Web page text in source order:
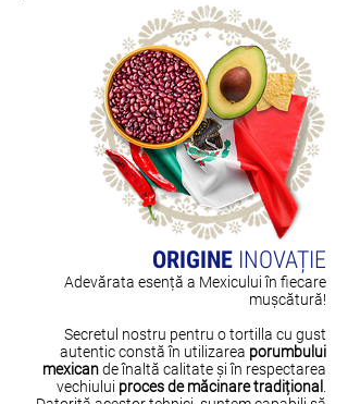
ORIGINE INOVAȚIE
Adevărata esență a Mexicului în fiecare
mușcătură!
Secretul nostru pentru o tortilla cu gust
autentic constă în utilizarea porumbului
mexicande înaltă calitate și în respectarea
vechiului proces de măcinare tradițional